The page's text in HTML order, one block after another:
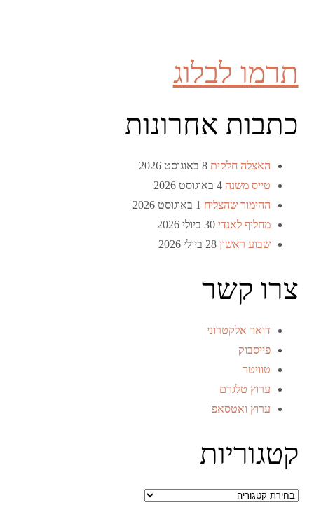
תרמו לבלוג
כתבות אחרונות
האצלה חלקית 8 באוגוסט 2026
טייס משנה 4 באוגוסט 2026
ההימור שהצליח 1 באוגוסט 2026
מחליף לאנדי 30 ביולי 2026
שבוע ראשון 28 ביולי 2026
צרו קשר
דואר אלקטרוני
פייסבוק
טוויטר
ערוץ טלגרם
ערוץ ואטסאפ
קטגוריות
קטגוריות